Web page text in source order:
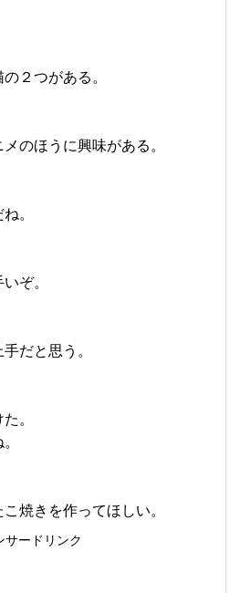
２つがある。
のほうに興味がある。
。
ぞ。
だと思う。
。
焼きを作ってほしい。
サードリンク